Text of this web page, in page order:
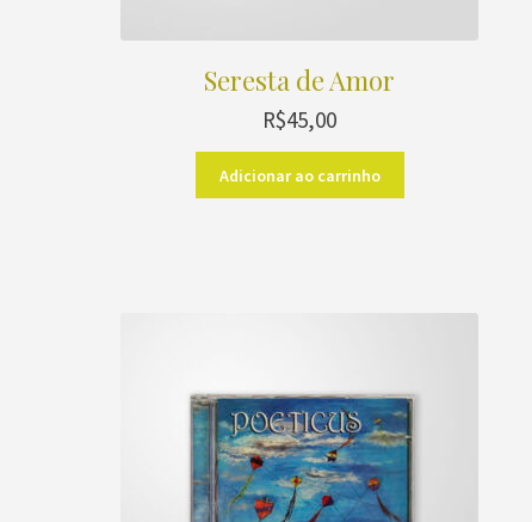
Seresta de Amor
R$45,00
Adicionar ao carrinho